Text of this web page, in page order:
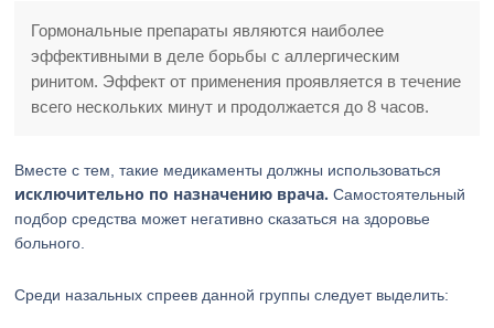
Гормональные препараты являются наиболее
эффективными в деле борьбы с аллергическим
ринитом. Эффект от применения проявляется в течение
всего нескольких минут и продолжается до 8 часов.
Вместе с тем, такие медикаменты должны использоваться
исключительно по назначению врача. Самостоятельный
подбор средства может негативно сказаться на здоровье
больного.
Среди назальных спреев данной группы следует выделить: